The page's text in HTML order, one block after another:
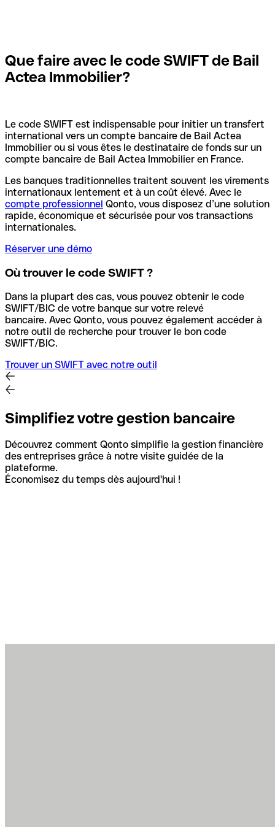
Que faire avec le code SWIFT de Bail
Actea Immobilier?
Le code SWIFT est indispensable pour initier un transfert
international vers un compte bancaire de Bail Actea
Immobilier ou si vous êtes le destinataire de fonds sur un
compte bancaire de Bail Actea Immobilier en France.
Les banques traditionnelles traitent souvent les virements
internationaux lentement et à un coût élevé. Avec le
compte professionnel Qonto, vous disposez d’une solution
rapide, économique et sécurisée pour vos transactions
internationales.
Réserver une démo
Où trouver le code SWIFT ?
Dans la plupart des cas, vous pouvez obtenir le code
SWIFT/BIC de votre banque sur votre relevé
bancaire. Avec Qonto, vous pouvez également accéder à
notre outil de recherche pour trouver le bon code
SWIFT/BIC.
Trouver un SWIFT avec notre outil
Simplifiez votre gestion bancaire
Découvrez comment Qonto simplifie la gestion financière
des entreprises grâce à notre visite guidée de la
plateforme.
Économisez du temps dès aujourd'hui !